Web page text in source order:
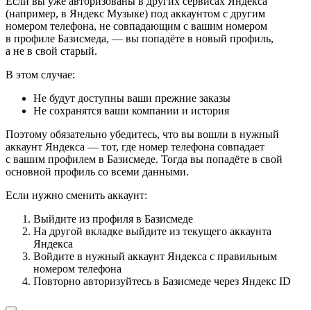
(например, в Яндекс Музыке) под аккаунтом с другим
номером телефона, не совпадающим с вашим номером
в профиле Базисмеда, — вы попадёте в новый профиль,
а не в свой старый.
В этом случае:
Не будут доступны ваши прежние заказы
Не сохранятся ваши компании и история
Поэтому обязательно убедитесь, что вы вошли в нужный
аккаунт Яндекса — тот, где номер телефона совпадает
с вашим профилем в Базисмеде. Тогда вы попадёте в свой
основной профиль со всеми данными.
Если нужно сменить аккаунт:
Выйдите из профиля в Базисмеде
На другой вкладке выйдите из текущего аккаунта
Яндекса
Войдите в нужный аккаунт Яндекса с правильным
номером телефона
Повторно авторизуйтесь в Базисмеде через Яндекс ID